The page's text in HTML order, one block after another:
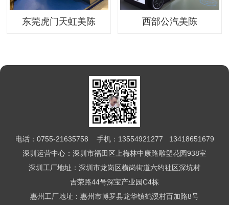
东莞虎门天虹美陈 西部公汽美陈
电话：0755-21635758 手机：13554921277 13418651679
深圳运营中心：深圳市福田区上梅林中康路雕塑花园938室
深圳工厂地址：深圳市龙岗区横岗街道六约社区深坑村
吉荣路44号深宝产业园C4栋
惠州工厂地址：惠州市博罗县龙华镇鹤溪村百加路8号